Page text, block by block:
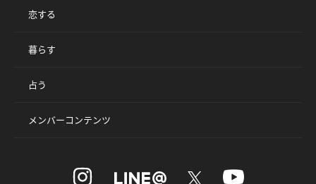
恋する
暮らす
占う
メンバーコンテンツ